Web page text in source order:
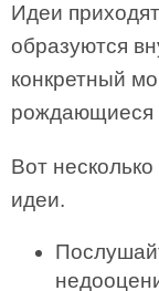
Идеи
образуются
конкретный
рождающиеся
Вот
идеи.